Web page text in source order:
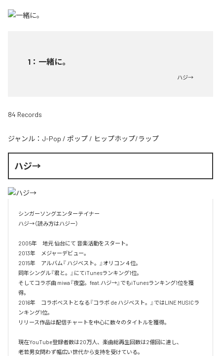
1 ： 一緒に。
ハジ→
84 Records
ジャンル： J-Pop / ポップ / ヒップホップ/ラップ
ハジ→
シンガーソングエンターテイナー
ハジ→（読み方はハジー）
2005年　地元 仙台にて 音楽活動をスタート。
2013年　メジャーデビュー。
2015年　アルバム『 ハジベスト。』オリコン４位。
同年シングル『君と。』にてiTunesランキング1位。
そしてコラボ曲 miwa『夜空。feat.ハジ→』でもiTunesランキング1位を獲
得。
2016年　コラボベストとなる『コラボ de ハジベスト。』ではLINE MUSICラ
ンキング1位。
リリース作品は配信チャートを中心に数々のタイトルを獲得。
現在YouTube登録者数は20万人、楽曲総再生回数は2億回に達し、
老若男女問わず幅広い世代から支持を受けている。